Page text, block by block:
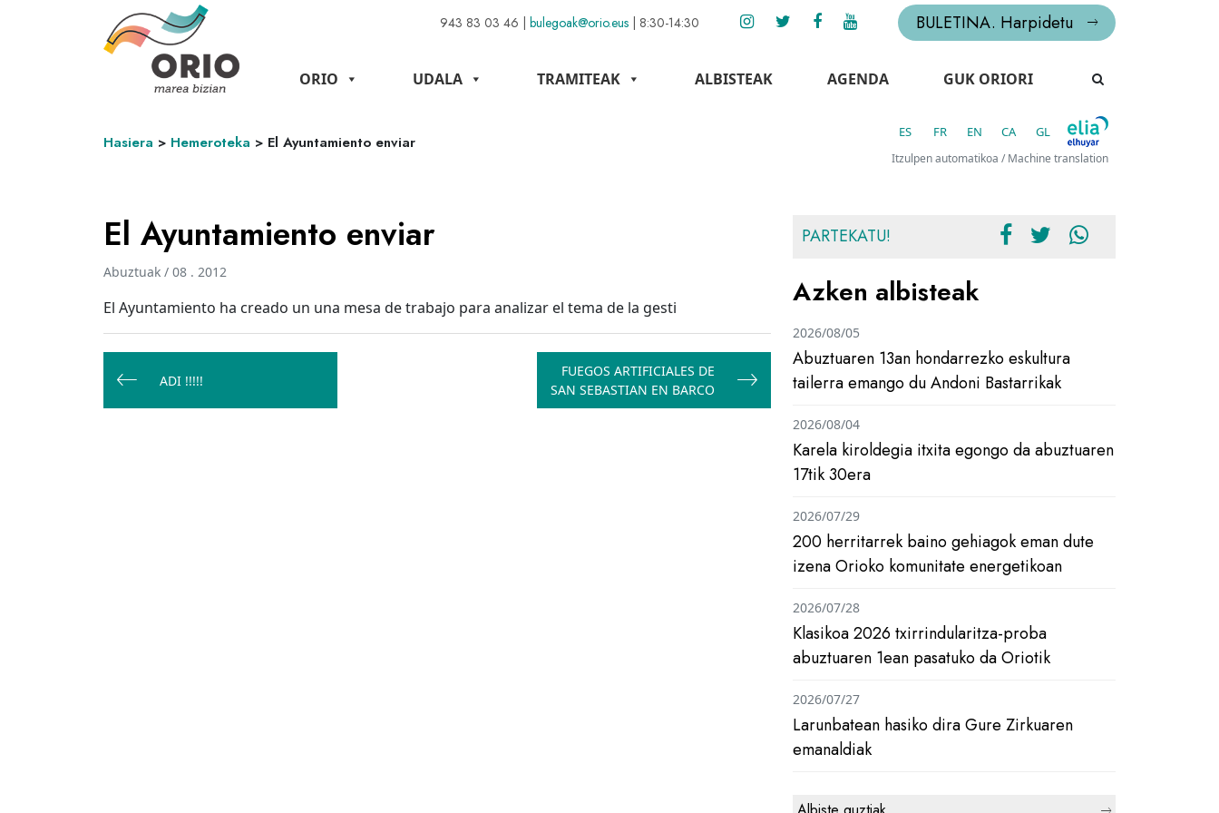
943 83 03 46 | bulegoak@orio.eus | 8:30-14:30 BULETINA. Harpidetu
ORIO UDALA TRAMITEAK ALBISTEAK AGENDA GUK ORIORI
Hasiera > Hemeroteka > El Ayuntamiento enviar
ES FR EN CA GL
Itzulpen automatikoa / Machine translation
El Ayuntamiento enviar
Abuztuak / 08 . 2012
El Ayuntamiento ha creado un una mesa de trabajo para analizar el tema de la gesti
Bidalketetan
zehar
nabigatu
ADI !!!!!
FUEGOS ARTIFICIALES DE
SAN SEBASTIAN EN BARCO
PARTEKATU!
Azken albisteak
Abuztuaren 13an hondarrezko eskultura
tailerra emango du Andoni Bastarrikak
2026/08/05
Karela kiroldegia itxita egongo da abuztuaren
17tik 30era
2026/08/04
200 herritarrek baino gehiagok eman dute
izena Orioko komunitate energetikoan
2026/07/29
Klasikoa 2026 txirrindularitza-proba
abuztuaren 1ean pasatuko da Oriotik
2026/07/28
Larunbatean hasiko dira Gure Zirkuaren
emanaldiak
2026/07/27